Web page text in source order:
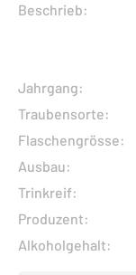
Beschrieb:
Jahrgang:
Traubensorte:
Flaschengrösse:
Ausbau:
Trinkreif:
Produzent:
Alkoholgehalt: